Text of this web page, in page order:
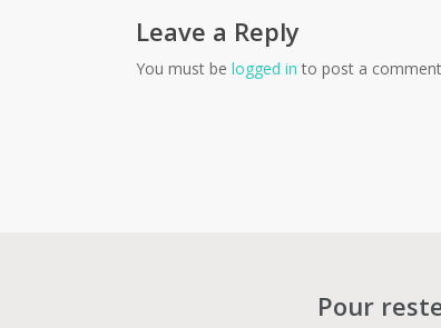
Leave a Reply
You must be logged in to post a
Pour